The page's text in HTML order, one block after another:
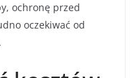
ochronę przed
oczekiwać od